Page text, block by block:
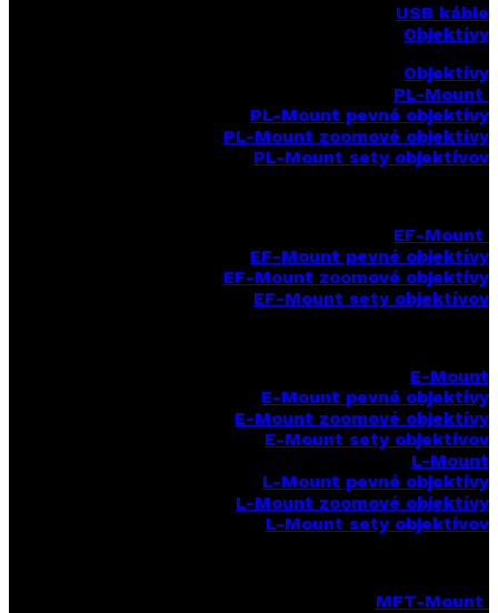
USB káble
Objektívy
Objektívy
PL-Mount
PL-Mount pevné objektívy
PL-Mount zoomové objektívy
PL-Mount sety objektívov
EF-Mount
EF-Mount pevné objektívy
EF-Mount zoomové objektívy
EF-Mount sety objektívov
E-Mount
E-Mount pevné objektívy
E-Mount zoomové objektívy
E-Mount sety objektívov
L-Mount
L-Mount pevné objektívy
L-Mount zoomové objektívy
L-Mount sety objektívov
MFT-Mount